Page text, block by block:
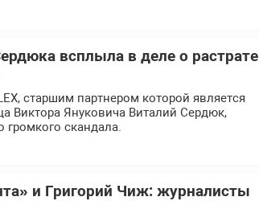
всплыла в деле о растрате
старшим партнером которой является
Виктора Януковича Виталий Сердюк,
громкого скандала.
и Григорий Чиж: журналисты